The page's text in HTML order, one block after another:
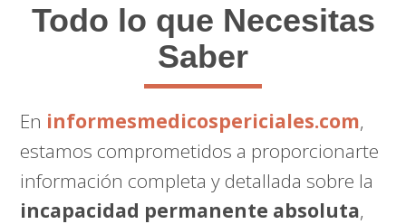
Todo lo que Necesitas
Saber
En informesmedicospericiales.com,
estamos comprometidos a proporcionarte
información completa y detallada sobre la
incapacidad permanente absoluta,